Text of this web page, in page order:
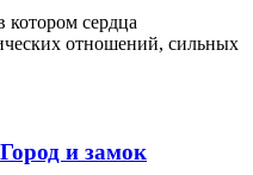
котором сердца
отношений, сильных
и замок